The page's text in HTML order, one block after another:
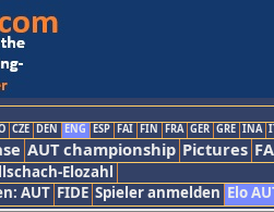
CZE DEN ENG ESP FAI FIN FRA GER GRE INA
AUT championship Pictures
Elozahl
AUT FIDE Spieler anmelden Elo